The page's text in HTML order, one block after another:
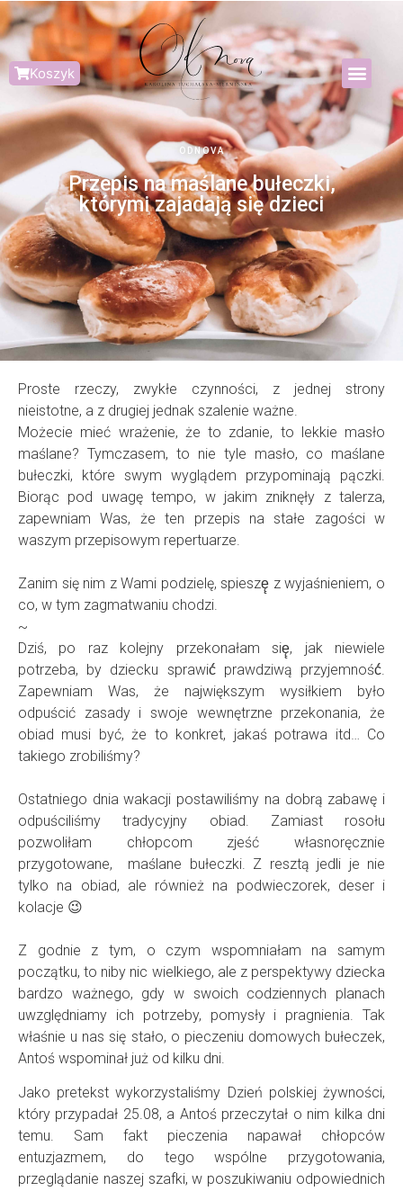
Koszyk
ODNOVA
Przepis na maślane bułeczki,
którymi zajadają się dzieci
Proste rzeczy, zwykłe czynności, z jednej strony
nieistotne, a z drugiej jednak szalenie ważne.
Możecie mieć wrażenie, że to zdanie, to lekkie masło
maślane? Tymczasem, to nie tyle masło, co maślane
bułeczki, które swym wyglądem przypominają pączki.
Biorąc pod uwagę tempo, w jakim zniknęły z talerza,
zapewniam Was, że ten przepis na stałe zagości w
waszym przepisowym repertuarze.
Zanim się nim z Wami podzielę, spieszę̨ z wyjaśnieniem, o
co, w tym zagmatwaniu chodzi.
~
Dziś, po raz kolejny przekonałam się̨, jak niewiele
potrzeba, by dziecku sprawić́ prawdziwą przyjemność́.
Zapewniam Was, że największym wysiłkiem było
odpuścić zasady i swoje wewnętrzne przekonania, że
obiad musi być, że to konkret, jakaś potrawa itd… Co
takiego zrobiliśmy?
Ostatniego dnia wakacji postawiliśmy na dobrą zabawę i
odpuściliśmy tradycyjny obiad. Zamiast rosołu
pozwoliłam chłopcom zjeść własnoręcznie
przygotowane, maślane bułeczki. Z resztą jedli je nie
tylko na obiad, ale również na podwieczorek, deser i
kolacje 😉
Z godnie z tym, o czym wspomniałam na samym
początku, to niby nic wielkiego, ale z perspektywy dziecka
bardzo ważnego, gdy w swoich codziennych planach
uwzględniamy ich potrzeby, pomysły i pragnienia. Tak
właśnie u nas się stało, o pieczeniu domowych bułeczek,
Antoś wspominał już od kilku dni.
Jako pretekst wykorzystaliśmy Dzień polskiej żywności,
który przypadał 25.08, a Antoś przeczytał o nim kilka dni
temu. Sam fakt pieczenia napawał chłopców
entuzjazmem, do tego wspólne przygotowania,
przeglądanie naszej szafki, w poszukiwaniu odpowiednich